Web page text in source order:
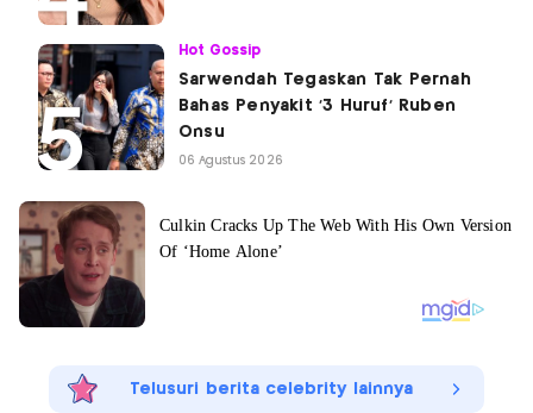
Hot Gossip
Sarwendah Tegaskan Tak Pernah
Bahas Penyakit '3 Huruf' Ruben
Onsu
06 Agustus 2026
Telusuri berita celebrity lainnya